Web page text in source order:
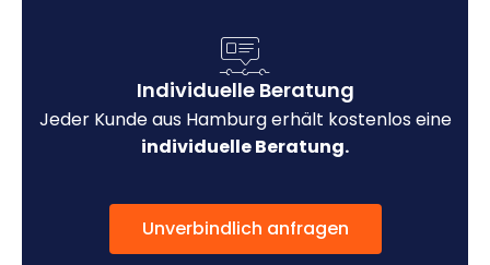
Individuelle Beratung
Jeder Kunde aus Hamburg erhält kostenlos eine
individuelle Beratung.
Unverbindlich anfragen